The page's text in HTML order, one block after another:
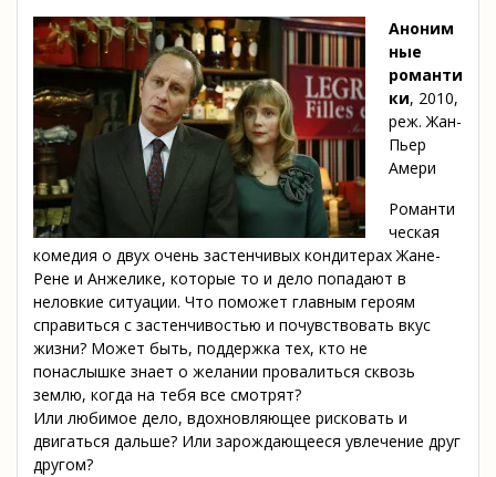
Аноним
ные
романти
ки, 2010,
реж. Жан-
Пьер
Амери
Романти
ческая
комедия о двух очень застенчивых кондитерах Жане-
Рене и Анжелике, которые то и дело попадают в
неловкие ситуации. Что поможет главным героям
справиться с застенчивостью и почувствовать вкус
жизни? Может быть, поддержка тех, кто не
понаслышке знает о желании провалиться сквозь
землю, когда на тебя все смотрят?
Или любимое дело, вдохновляющее рисковать и
двигаться дальше? Или зарождающееся увлечение друг
другом?